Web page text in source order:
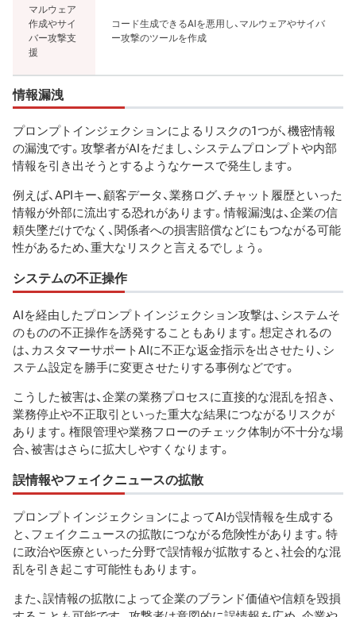
マルウェア
作成やサイ
バー攻撃支
援
コード生成できるAIを悪用し、マルウェアやサイバ
ー攻撃のツールを作成
情報漏洩
プロンプトインジェクションによるリスクの1つが、機密情報
の漏洩です。攻撃者がAIをだまし、システムプロンプトや内部
情報を引き出そうとするようなケースで発生します。
例えば、APIキー、顧客データ、業務ログ、チャット履歴といった
情報が外部に流出する恐れがあります。情報漏洩は、企業の信
頼失墜だけでなく、関係者への損害賠償などにもつながる可能
性があるため、重大なリスクと言えるでしょう。
システムの不正操作
AIを経由したプロンプトインジェクション攻撃は、システムそ
のものの不正操作を誘発することもあります。想定されるの
は、カスタマーサポートAIに不正な返金指示を出させたり、シ
ステム設定を勝手に変更させたりする事例などです。
こうした被害は、企業の業務プロセスに直接的な混乱を招き、
業務停止や不正取引といった重大な結果につながるリスクが
あります。権限管理や業務フローのチェック体制が不十分な場
合、被害はさらに拡大しやすくなります。
誤情報やフェイクニュースの拡散
プロンプトインジェクションによってAIが誤情報を生成する
と、フェイクニュースの拡散につながる危険性があります。特
に政治や医療といった分野で誤情報が拡散すると、社会的な混
乱を引き起こす可能性もあります。
また、誤情報の拡散によって企業のブランド価値や信頼を毀損